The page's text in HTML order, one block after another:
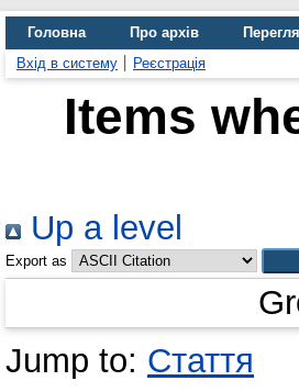
Головна Про архів
Вхід в систему
Реєстрація
Items
Up a level
Export as
Jump to: Стаття